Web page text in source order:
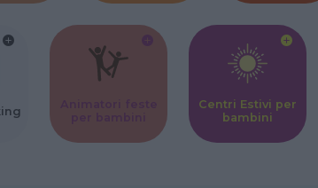
Centri Estivi per
bambini